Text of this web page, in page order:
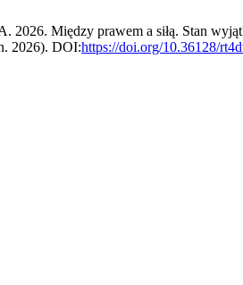
2026. Między prawem a siłą. Stan
2026). DOI:https://doi.org/10.36128/